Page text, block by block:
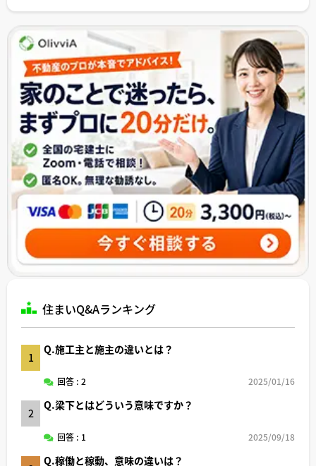
住まいQ&Aランキング
1
Q.施工主と施主の違いとは？
回答 : 2 2025/01/16
2
Q.梁下とはどういう意味ですか？
回答 : 1 2025/09/18
Q.稼働と稼動、意味の違いは？